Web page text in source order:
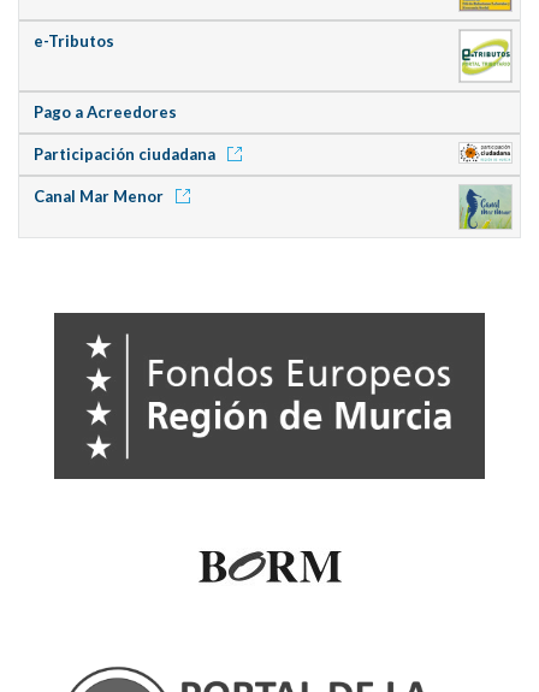
e-Tributos
Pago a Acreedores
Participación ciudadana
Canal Mar Menor